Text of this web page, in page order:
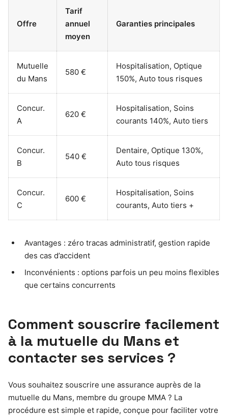
Offre
Tarif
annuel
moyen
Garanties principales
Mutuelle
du Mans
580 €
Hospitalisation, Optique
150%, Auto tous risques
Concur.
A
620 €
Hospitalisation, Soins
courants 140%, Auto tiers
Concur.
B
540 €
Dentaire, Optique 130%,
Auto tous risques
Concur.
C
600 €
Hospitalisation, Soins
courants, Auto tiers +
Avantages : zéro tracas administratif, gestion rapide
des cas d’accident
Inconvénients : options parfois un peu moins flexibles
que certains concurrents
Comment souscrire facilement
à la mutuelle du Mans et
contacter ses services ?
Vous souhaitez souscrire une assurance auprès de la
mutuelle du Mans, membre du groupe MMA ? La
procédure est simple et rapide, conçue pour faciliter votre